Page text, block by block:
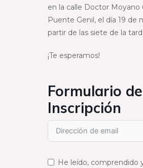
en la calle Doctor Moyano
Puente Genil, el día 19 de
partir de las siete de la
¡Te esperamos!
Formulario de
Inscripción
He leído, comprendido